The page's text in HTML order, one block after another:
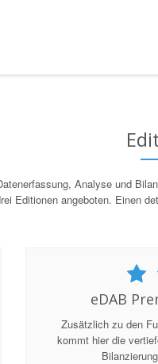
Analyse und
Editionen angeboten. Einen
eDAB
Zusätzlich zu den
kommt hier die